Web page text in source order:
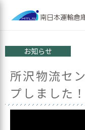
お知らせ
所沢物流セ
プしました！